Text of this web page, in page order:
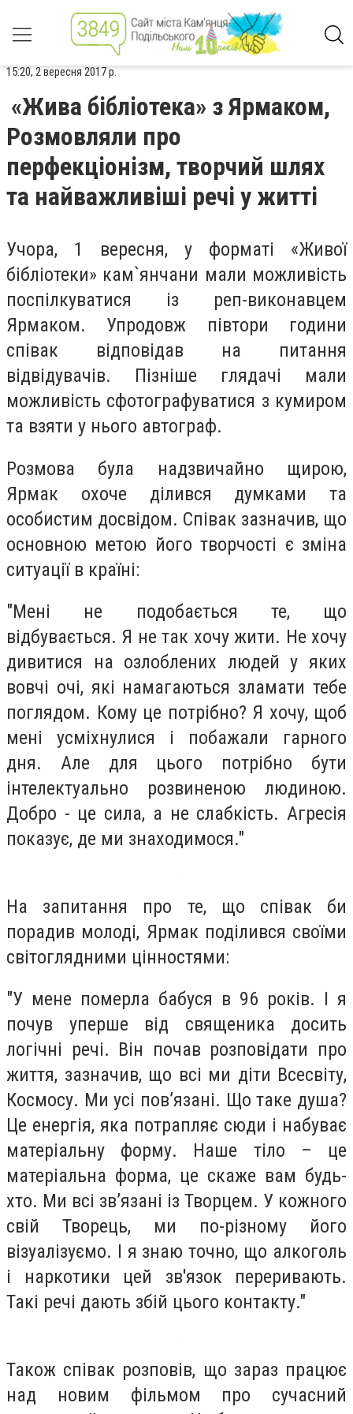
15:20, 2 вересня 2017 р.
«Жива бібліотека» з Ярмаком,
Розмовляли про
перфекціонізм, творчий шлях
та найважливіші речі у житті
Учора, 1 вересня, у форматі «Живої
бібліотеки» кам`янчани мали можливість
поспілкуватися із реп-виконавцем
Ярмаком. Упродовж півтори години
співак відповідав на питання
відвідувачів. Пізніше глядачі мали
можливість сфотографуватися з кумиром
та взяти у нього автограф.
Розмова була надзвичайно щирою,
Ярмак охоче ділився думками та
особистим досвідом. Співак зазначив, що
основною метою його творчості є зміна
ситуації в країні:
"Мені не подобається те, що
відбувається. Я не так хочу жити. Не хочу
дивитися на озлоблених людей у яких
вовчі очі, які намагаються зламати тебе
поглядом. Кому це потрібно? Я хочу, щоб
мені усміхнулися і побажали гарного
дня. Але для цього потрібно бути
інтелектуально розвиненою людиною.
Добро - це сила, а не слабкість. Агресія
показує, де ми знаходимося."
На запитання про те, що співак би
порадив молоді, Ярмак поділився своїми
світоглядними цінностями:
"У мене померла бабуся в 96 років. І я
почув уперше від священика досить
логічні речі. Він почав розповідати про
життя, зазначив, що всі ми діти Всесвіту,
Космосу. Ми усі пов’язані. Що таке душа?
Це енергія, яка потрапляє сюди і набуває
матеріальну форму. Наше тіло – це
матеріальна форма, це скаже вам будь-
хто. Ми всі зв’язані із Творцем. У кожного
свій Творець, ми по-різному його
візуалізуємо. І я знаю точно, що алкоголь
і наркотики цей зв'язок переривають.
Такі речі дають збій цього контакту."
Також співак розповів, що зараз працює
над новим фільмом про сучасний